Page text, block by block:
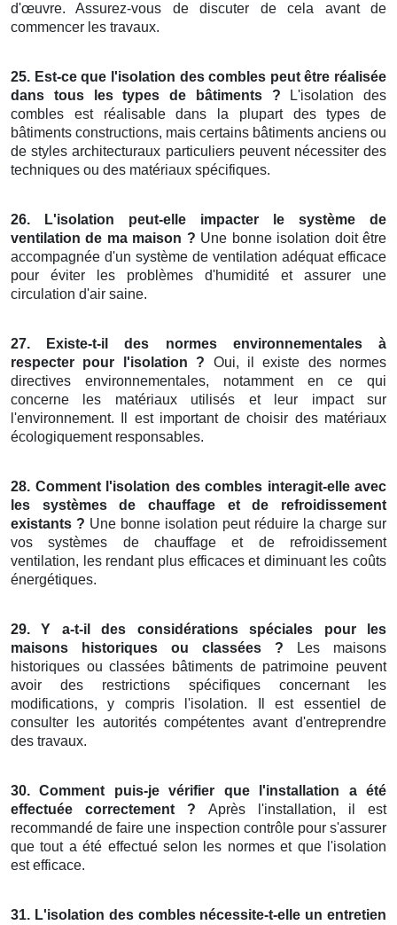
d'œuvre. Assurez-vous de discuter de cela avant de
commencer les travaux.
25. Est-ce que l'isolation des combles peut être réalisée
dans tous les types de bâtiments ? L'isolation des
combles est réalisable dans la plupart des types de
bâtiments constructions, mais certains bâtiments anciens ou
de styles architecturaux particuliers peuvent nécessiter des
techniques ou des matériaux spécifiques.
26. L'isolation peut-elle impacter le système de
ventilation de ma maison ? Une bonne isolation doit être
accompagnée d'un système de ventilation adéquat efficace
pour éviter les problèmes d'humidité et assurer une
circulation d'air saine.
27. Existe-t-il des normes environnementales à
respecter pour l'isolation ? Oui, il existe des normes
directives environnementales, notamment en ce qui
concerne les matériaux utilisés et leur impact sur
l'environnement. Il est important de choisir des matériaux
écologiquement responsables.
28. Comment l'isolation des combles interagit-elle avec
les systèmes de chauffage et de refroidissement
existants ? Une bonne isolation peut réduire la charge sur
vos systèmes de chauffage et de refroidissement
ventilation, les rendant plus efficaces et diminuant les coûts
énergétiques.
29. Y a-t-il des considérations spéciales pour les
maisons historiques ou classées ? Les maisons
historiques ou classées bâtiments de patrimoine peuvent
avoir des restrictions spécifiques concernant les
modifications, y compris l'isolation. Il est essentiel de
consulter les autorités compétentes avant d'entreprendre
des travaux.
30. Comment puis-je vérifier que l'installation a été
effectuée correctement ? Après l'installation, il est
recommandé de faire une inspection contrôle pour s'assurer
que tout a été effectué selon les normes et que l'isolation
est efficace.
31. L'isolation des combles nécessite-t-elle un entretien